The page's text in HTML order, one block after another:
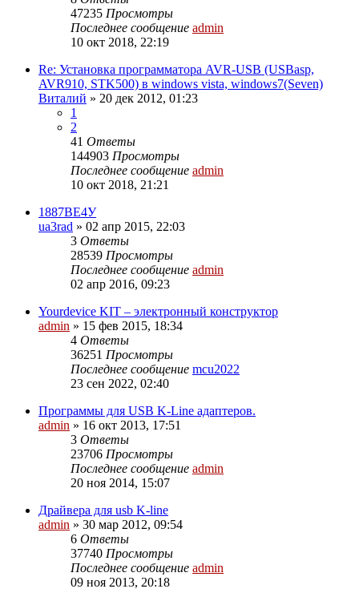
47235 Просмотры
Последнее сообщение admin
10 окт 2018, 22:19
Re: Установка программатора AVR-USB (USBasp,
AVR910, STK500) в windows vista, windows7(Seven)
Виталий » 20 дек 2012, 01:23
1
2
41 Ответы
144903 Просмотры
Последнее сообщение admin
10 окт 2018, 21:21
1887ВЕ4У
ua3rad » 02 апр 2015, 22:03
3 Ответы
28539 Просмотры
Последнее сообщение admin
02 апр 2016, 09:23
Yourdevice KIT – электронный конструктор
admin » 15 фев 2015, 18:34
4 Ответы
36251 Просмотры
Последнее сообщение mcu2022
23 сен 2022, 02:40
Программы для USB K-Line адаптеров.
admin » 16 окт 2013, 17:51
3 Ответы
23706 Просмотры
Последнее сообщение admin
20 ноя 2014, 15:07
Драйвера для usb K-line
admin » 30 мар 2012, 09:54
6 Ответы
37740 Просмотры
Последнее сообщение admin
09 ноя 2013, 20:18